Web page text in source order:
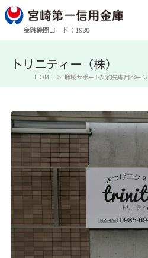
金融機関コード：1980
トリニティー（株）
HOME 職域サポート契約先専用ページ